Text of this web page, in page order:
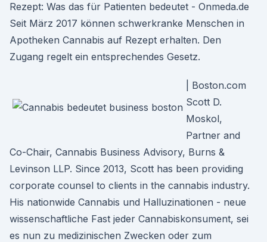
Rezept: Was das für Patienten bedeutet - Onmeda.de
Seit März 2017 können schwerkranke Menschen in
Apotheken Cannabis auf Rezept erhalten. Den
Zugang regelt ein entsprechendes Gesetz.
| Boston.com
Scott D.
Moskol,
Partner and
Co-Chair, Cannabis Business Advisory, Burns &
Levinson LLP. Since 2013, Scott has been providing
corporate counsel to clients in the cannabis industry.
His nationwide Cannabis und Halluzinationen - neue
wissenschaftliche Fast jeder Cannabiskonsument, sei
es nun zu medizinischen Zwecken oder zum